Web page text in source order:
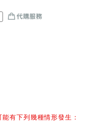
有下列幾種情形發生：